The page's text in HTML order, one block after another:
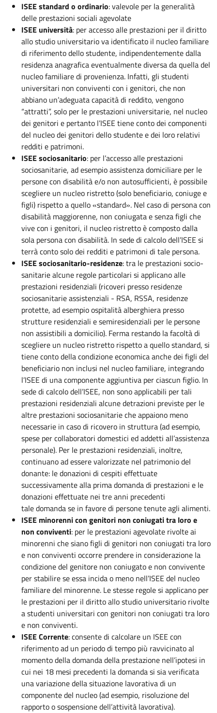
ISEE standard o ordinario: valevole per la generalità
delle prestazioni sociali agevolate
ISEE università: per accesso alle prestazioni per il diritto
allo studio universitario va identificato il nucleo familiare
di riferimento dello studente, indipendentemente dalla
residenza anagrafica eventualmente diversa da quella del
nucleo familiare di provenienza. Infatti, gli studenti
universitari non conviventi con i genitori, che non
abbiano un’adeguata capacità di reddito, vengono
“attratti”, solo per le prestazioni universitarie, nel nucleo
dei genitori e pertanto l’ISEE tiene conto dei componenti
del nucleo dei genitori dello studente e dei loro relativi
redditi e patrimoni.
ISEE sociosanitario: per l’accesso alle prestazioni
sociosanitarie, ad esempio assistenza domiciliare per le
persone con disabilità e/o non autosufficienti, è possibile
scegliere un nucleo ristretto (solo beneficiario, coniuge e
figli) rispetto a quello «standard». Nel caso di persona con
disabilità maggiorenne, non coniugata e senza figli che
vive con i genitori, il nucleo ristretto è composto dalla
sola persona con disabilità. In sede di calcolo dell’ISEE si
terrà conto solo dei redditi e patrimoni di tale persona.
ISEE sociosanitario-residenze: tra le prestazioni socio-
sanitarie alcune regole particolari si applicano alle
prestazioni residenziali (ricoveri presso residenze
sociosanitarie assistenziali - RSA, RSSA, residenze
protette, ad esempio ospitalità alberghiera presso
strutture residenziali e semiresidenziali per le persone
non assistibili a domicilio). Ferma restando la facoltà di
scegliere un nucleo ristretto rispetto a quello standard, si
tiene conto della condizione economica anche dei figli del
beneficiario non inclusi nel nucleo familiare, integrando
l’ISEE di una componente aggiuntiva per ciascun figlio. In
sede di calcolo dell’ISEE, non sono applicabili per tali
prestazioni residenziali alcune detrazioni previste per le
altre prestazioni sociosanitarie che appaiono meno
necessarie in caso di ricovero in struttura (ad esempio,
spese per collaboratori domestici ed addetti all’assistenza
personale). Per le prestazioni residenziali, inoltre,
continuano ad essere valorizzate nel patrimonio del
donante: le donazioni di cespiti effettuate
successivamente alla prima domanda di prestazioni e le
donazioni effettuate nei tre anni precedenti
tale domanda se in favore di persone tenute agli alimenti.
ISEE minorenni con genitori non coniugati tra loro e
non conviventi: per le prestazioni agevolate rivolte ai
minorenni che siano figli di genitori non coniugati tra loro
e non conviventi occorre prendere in considerazione la
condizione del genitore non coniugato e non convivente
per stabilire se essa incida o meno nell’ISEE del nucleo
familiare del minorenne. Le stesse regole si applicano per
le prestazioni per il diritto allo studio universitario rivolte
a studenti universitari con genitori non coniugati tra loro
e non conviventi.
ISEE Corrente: consente di calcolare un ISEE con
riferimento ad un periodo di tempo più ravvicinato al
momento della domanda della prestazione nell’ipotesi in
cui nei 18 mesi precedenti la domanda si sia verificata
una variazione della situazione lavorativa di un
componente del nucleo (ad esempio, risoluzione del
rapporto o sospensione dell’attività lavorativa).